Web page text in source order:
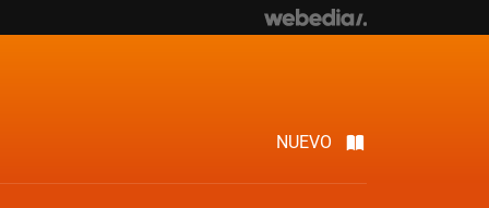
NUEVO